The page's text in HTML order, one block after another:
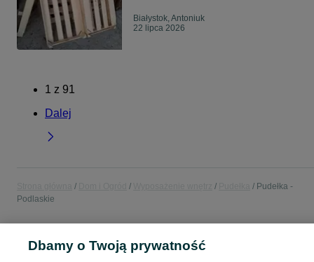
Białystok, Antoniuk
22 lipca 2026
1 z 91
Dalej
Pudełka -
Podlaskie
Dbamy o Twoją prywatność